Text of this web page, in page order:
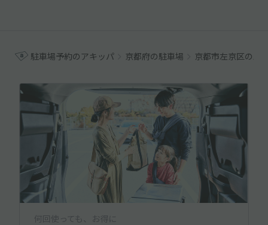
駐車場予約のアキッパ 京都府の駐車場 京都市左京区の駐
何回使っても、お得に